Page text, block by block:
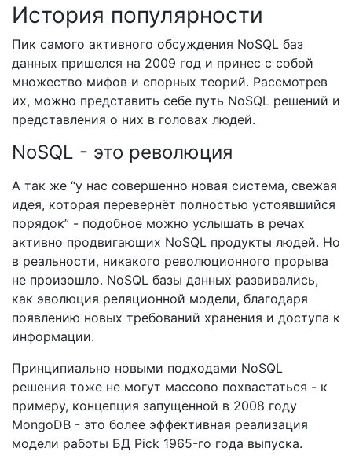
История популярности
Пик самого активного обсуждения NoSQL баз
данных пришелся на 2009 год и принес с собой
множество мифов и спорных теорий. Рассмотрев
их, можно представить себе путь NoSQL решений и
представления о них в головах людей.
NoSQL - это революция
А так же “у нас совершенно новая система, свежая
идея, которая перевернёт полностью устоявшийся
порядок” - подобное можно услышать в речах
активно продвигающих NoSQL продукты людей. Но
в реальности, никакого революционного прорыва
не произошло. NoSQL базы данных развивались,
как эволюция реляционной модели, благодаря
появлению новых требований хранения и доступа к
информации.
Принципиально новыми подходами NoSQL
решения тоже не могут массово похвастаться - к
примеру, концепция запущенной в 2008 году
MongoDB - это более эффективная реализация
модели работы БД Pick 1965-го года выпуска.